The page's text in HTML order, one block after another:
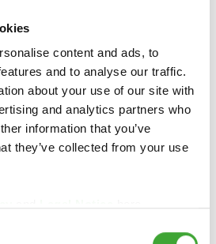
content and ads, to
and to analyse our traffic.
about your use of our site with
and analytics partners who
information that you’ve
they’ve collected from your use
ESPECÍFICAS
O GROSSISTA OU
LOCAL: